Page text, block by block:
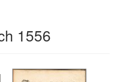
1556